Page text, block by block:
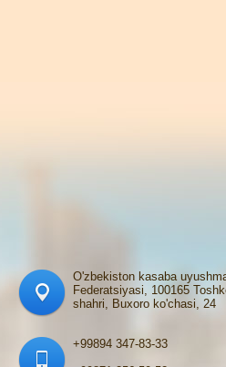
O'zbekiston kasaba
Federatsiyasi, 100165
shahri, Buxoro ko'chasi, 24
+99894 347-83-33